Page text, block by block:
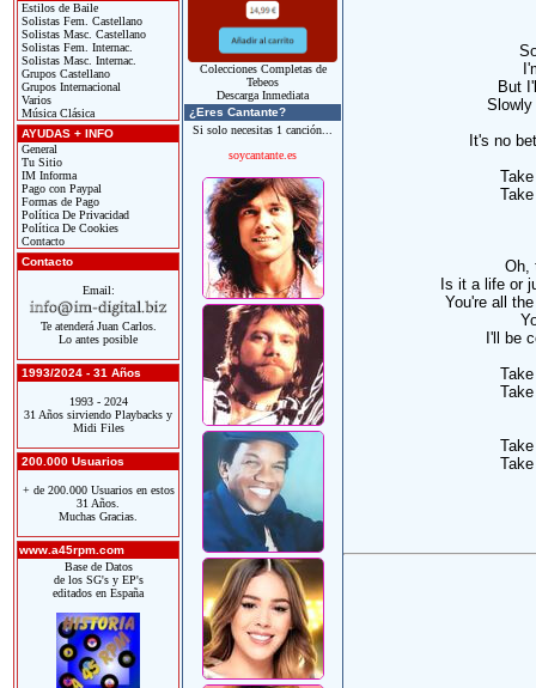
Estilos de Baile
Solistas Fem. Castellano
Solistas Masc. Castellano
Solistas Fem. Internac.
Solistas Masc. Internac.
Grupos Castellano
Grupos Internacional
Varios
Música Clásica
AYUDAS + INFO
General
Tu Sitio
IM Informa
Pago con Paypal
Formas de Pago
Política De Privacidad
Política De Cookies
Contacto
Contacto
Email:
Te atenderá Juan Carlos.
Lo antes posible
1993/2024 - 31 Años
1993 - 2024
31 Años sirviendo Playbacks y
Midi Files
200.000 Usuarios
+ de 200.000 Usuarios en estos
31 Años.
Muchas Gracias.
www.a45rpm.com
Base de Datos
de los SG's y EP's
editados en España
Colecciones Completas de
Tebeos
Descarga Inmediata
¿Eres Cantante?
Si solo necesitas 1 canción...
soycantante.es
But
It's no
Oh,
Is it a life or
You're all
I'll be